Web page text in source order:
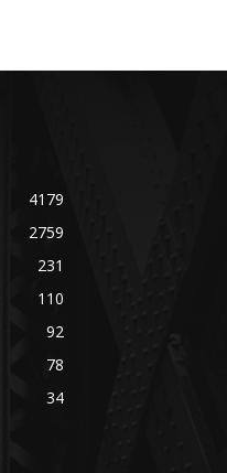
4179
2759
231
110
92
78
34